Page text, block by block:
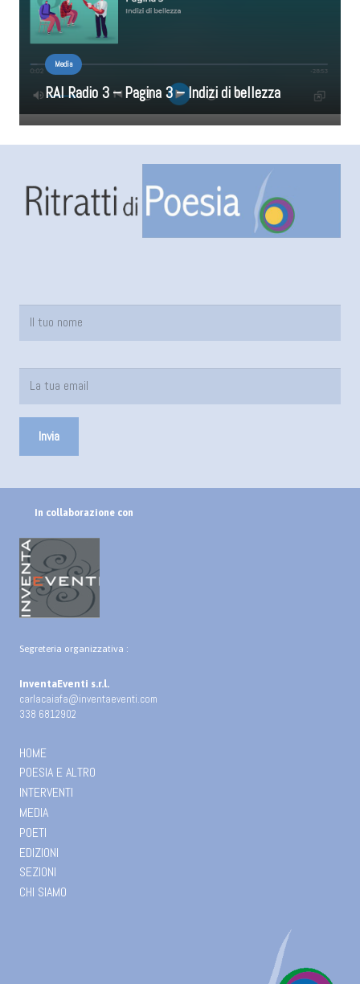
Media
RAI Radio 3 – Pagina 3 – Indizi di bellezza
In collaborazione con
Segreteria organizzativa :
InventaEventi s.r.l.
carlacaiafa@inventaeventi.com
338 6812902
HOME
POESIA E ALTRO
INTERVENTI
MEDIA
POETI
EDIZIONI
SEZIONI
CHI SIAMO